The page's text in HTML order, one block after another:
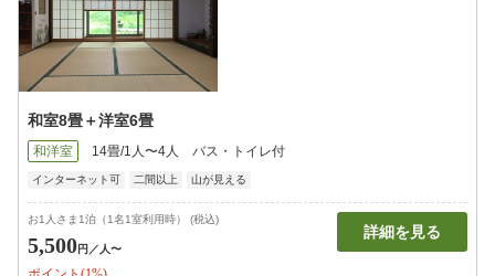
和室8畳＋洋室6畳
和洋室 14畳/1人〜4人 バス・トイレ付
インターネット可 二間以上 山が見える
お1人さま1泊（1名1室利用時） (税込)
5,500円 ／人〜
詳細を見る